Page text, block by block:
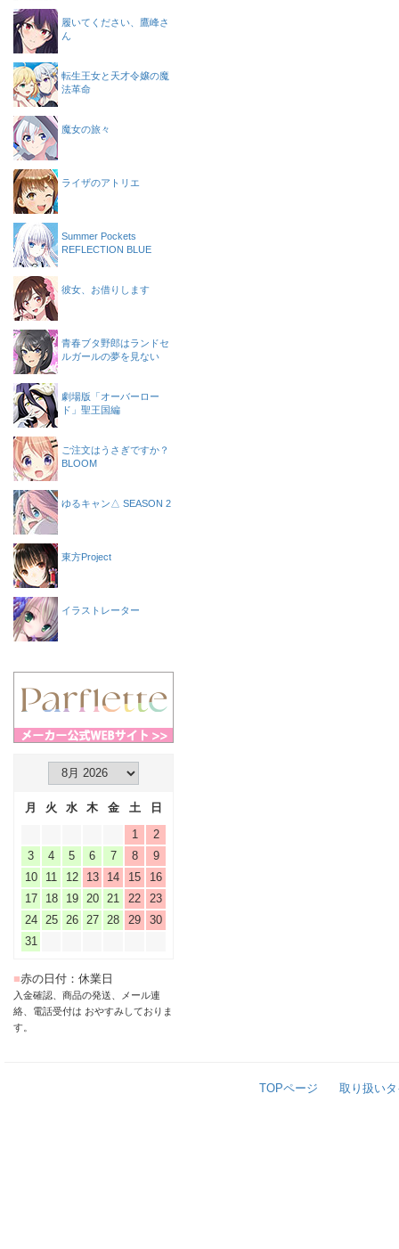
履いてください、鷹峰さ
ん
転生王女と天才令嬢の魔
法革命
魔女の旅々
ライザのアトリエ
Summer Pockets
REFLECTION BLUE
彼女、お借りします
青春ブタ野郎はランドセ
ルガールの夢を見ない
劇場版「オーバーロー
ド」聖王国編
ご注文はうさぎですか？
BLOOM
ゆるキャン△ SEASON 2
東方Project
イラストレーター
月 火 水 木 金 土
日
1
2
3
4 5 6 7 8
9
10
11 12 13 14 15
16
17
18 19 20 21 22
23
24
25 26 27 28 29
30
31
■赤の日付：休業日
入金確認、商品の発送、メール連
絡、電話受付は おやすみしておりま
す。
TOPページ 取り扱い